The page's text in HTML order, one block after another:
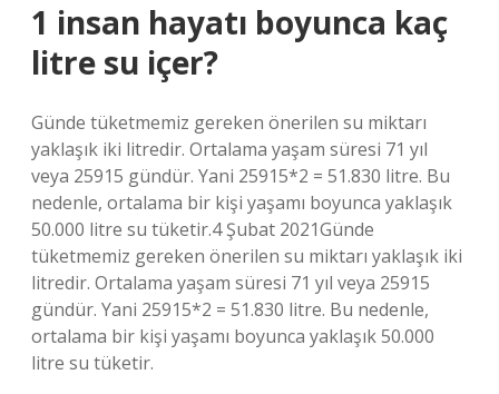
1 insan hayatı boyunca kaç
litre su içer?
Günde tüketmemiz gereken önerilen su miktarı
yaklaşık iki litredir. Ortalama yaşam süresi 71 yıl
veya 25915 gündür. Yani 25915*2 = 51.830 litre. Bu
nedenle, ortalama bir kişi yaşamı boyunca yaklaşık
50.000 litre su tüketir.4 Şubat 2021Günde
tüketmemiz gereken önerilen su miktarı yaklaşık iki
litredir. Ortalama yaşam süresi 71 yıl veya 25915
gündür. Yani 25915*2 = 51.830 litre. Bu nedenle,
ortalama bir kişi yaşamı boyunca yaklaşık 50.000
litre su tüketir.